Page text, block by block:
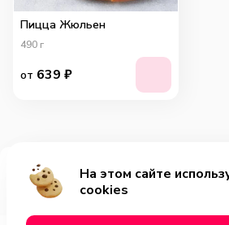
Добавить за
Пицца Жюльен
490 г
от 639 ₽
На этом сайте
cookies